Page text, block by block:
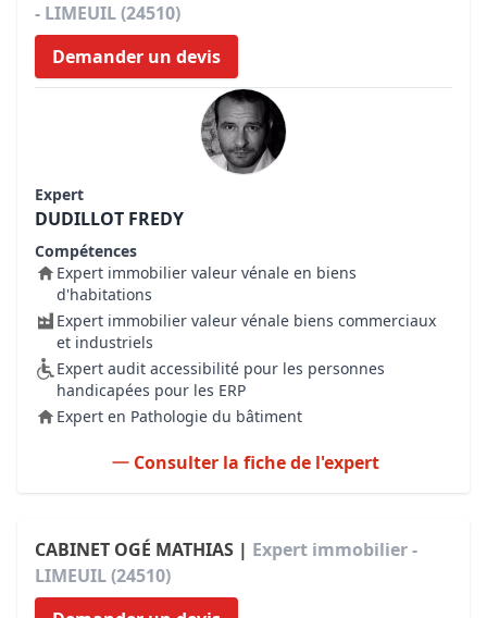
- LIMEUIL (24510)
Demander un devis
Expert
DUDILLOT FREDY
Compétences
Expert immobilier valeur vénale en biens
d'habitations
Expert immobilier valeur vénale biens commerciaux
et industriels
Expert audit accessibilité pour les personnes
handicapées pour les ERP
Expert en Pathologie du bâtiment
Consulter la fiche de l'expert
CABINET OGÉ MATHIAS | Expert immobilier -
LIMEUIL (24510)